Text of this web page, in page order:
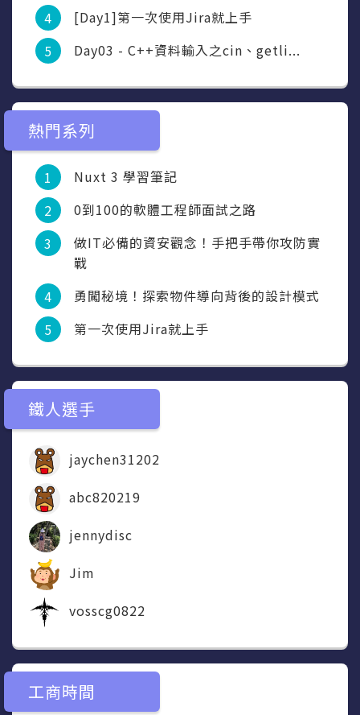
[Day1]第一次使用Jira就上手
Day03 - C++資料輸入之cin、getli...
熱門系列
Nuxt 3 學習筆記
0到100的軟體工程師面試之路
做IT必備的資安觀念！手把手帶你攻防實
戰
勇闖秘境！探索物件導向背後的設計模式
第一次使用Jira就上手
鐵人選手
jaychen31202
abc820219
jennydisc
Jim
vosscg0822
工商時間